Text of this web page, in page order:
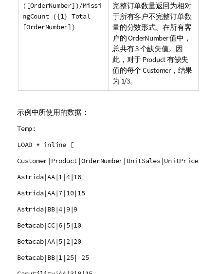
([OrderNumber])/Missi
ngCount ({1} Total
[OrderNumber])
完整订单数量返回为相对
于所有客户不完整订单数
量的分数形式。在所有客
户的OrderNumber值中，
总共有 3 个缺失值。因
此，对于 Product有缺失
值的每个 Customer，结果
为 1/3。
示例中所使用的数据：
Temp:
LOAD * inline [
Customer|Product|OrderNumber|UnitSales|UnitPrice
Astrida|AA|1|4|16
Astrida|AA|7|10|15
Astrida|BB|4|9|9
Betacab|CC|6|5|10
Betacab|AA|5|2|20
Betacab|BB|1|25| 25